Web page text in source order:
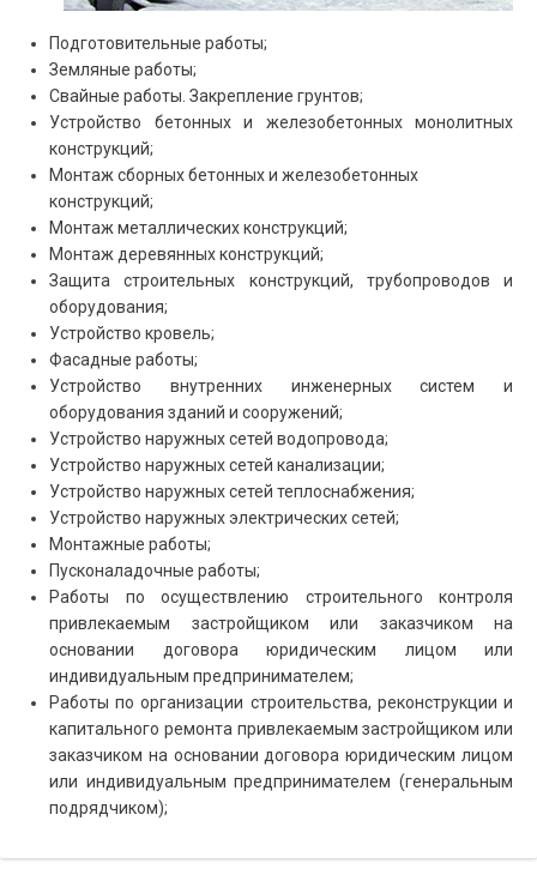
Подготовительные работы;
Земляные работы;
Свайные работы. Закрепление грунтов;
Устройство бетонных и железобетонных монолитных
конструкций;
Монтаж сборных бетонных и железобетонных
конструкций;
Монтаж металлических конструкций;
Монтаж деревянных конструкций;
Защита строительных конструкций, трубопроводов и
оборудования;
Устройство кровель;
Фасадные работы;
Устройство внутренних инженерных систем и
оборудования зданий и сооружений;
Устройство наружных сетей водопровода;
Устройство наружных сетей канализации;
Устройство наружных сетей теплоснабжения;
Устройство наружных электрических сетей;
Монтажные работы;
Пусконаладочные работы;
Работы по осуществлению строительного контроля
привлекаемым застройщиком или заказчиком на
основании договора юридическим лицом или
индивидуальным предпринимателем;
Работы по организации строительства, реконструкции и
капитального ремонта привлекаемым застройщиком или
заказчиком на основании договора юридическим лицом
или индивидуальным предпринимателем (генеральным
подрядчиком);